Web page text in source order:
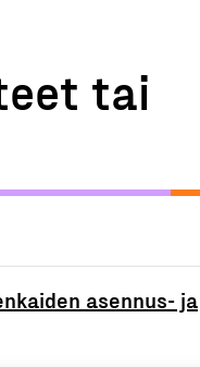
tai
asennus- ja